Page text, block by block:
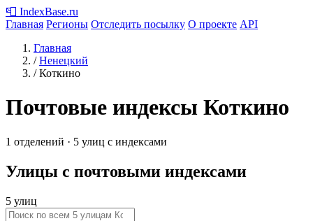
📮 IndexBase.ru
Главная Регионы Отследить посылку О проекте API
Главная
/ Ненецкий
/ Коткино
Почтовые индексы Коткино
1 отделений · 5 улиц с индексами
Улицы с почтовыми индексами
5 улиц